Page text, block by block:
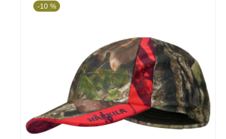
-10 %